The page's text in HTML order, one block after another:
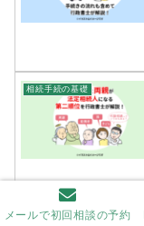
相続手続の基礎
メールで初回相談の予約